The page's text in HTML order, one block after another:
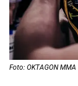
Foto: OKTAGON MMA